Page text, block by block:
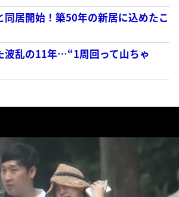
同居開始！築50年の新居に込めたこ
波乱の11年…“1周回って山ちゃ